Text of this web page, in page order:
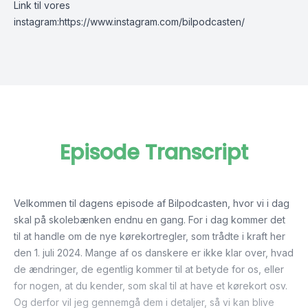
Link til vores
instagram:https://www.instagram.com/bilpodcasten/
Episode Transcript
Velkommen til dagens episode af Bilpodcasten, hvor vi i dag
skal på skolebænken endnu en gang. For i dag kommer det
til at handle om de nye kørekortregler, som trådte i kraft her
den 1. juli 2024. Mange af os danskere er ikke klar over, hvad
de ændringer, de egentlig kommer til at betyde for os, eller
for nogen, at du kender, som skal til at have et kørekort osv.
Og derfor vil jeg gennemgå dem i detaljer, så vi kan blive